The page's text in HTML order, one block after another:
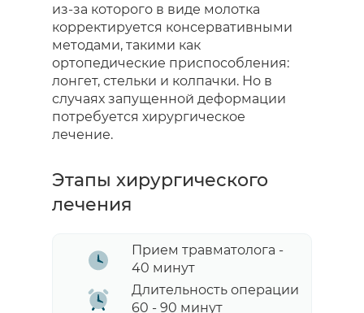
из-за которого в виде молотка
корректируется консервативными
методами, такими как
ортопедические приспособления:
лонгет, стельки и колпачки. Но в
случаях запущенной деформации
потребуется хирургическое
лечение.
Этапы хирургического
лечения
Прием травматолога -
40 минут
Длительность операции
60 - 90 минут